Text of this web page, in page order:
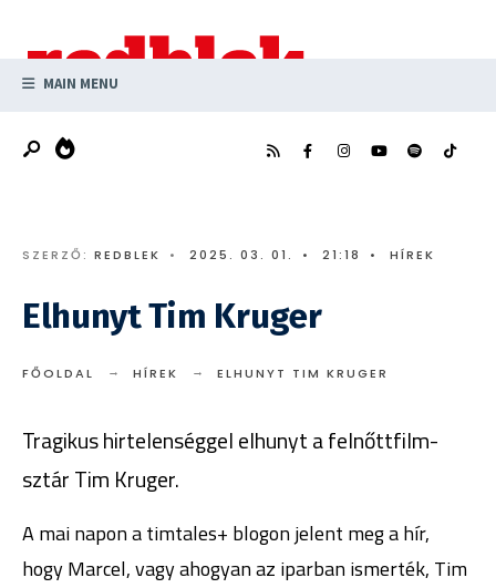
contentMAIN MENU
SZERZŐ: REDBLEK • 2025. 03. 01. • 21:18 • HÍREK
Elhunyt Tim Kruger
FŐOLDAL HÍREK ELHUNYT TIM KRUGER
Tragikus hirtelenséggel elhunyt a felnőttfilm-
sztár Tim Kruger.
A mai napon a timtales+ blogon jelent meg a hír,
hogy Marcel, vagy ahogyan az iparban ismerték, Tim